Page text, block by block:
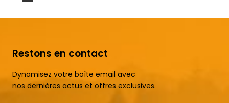
Restons en contact
Dynamisez votre boîte email avec
nos dernières actus et offres exclusives.